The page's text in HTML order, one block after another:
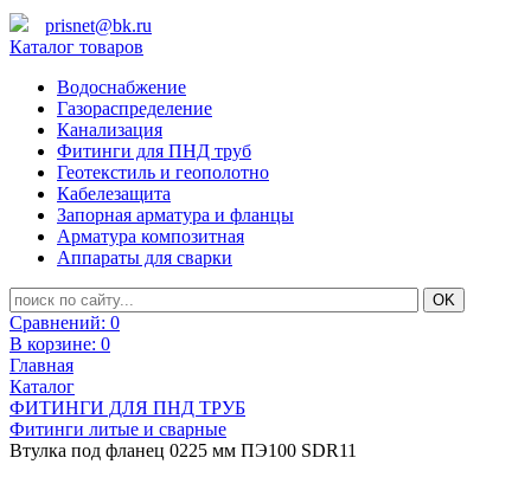
prisnet@bk.ru
Каталог товаров
Водоснабжение
Газораспределение
Канализация
Фитинги для ПНД труб
Геотекстиль и геополотно
Кабелезащита
Запорная арматура и фланцы
Арматура композитная
Аппараты для сварки
Сравнений: 0
В корзине: 0
Главная
Каталог
ФИТИНГИ ДЛЯ ПНД ТРУБ
Фитинги литые и сварные
Втулка под фланец 0225 мм ПЭ100 SDR11